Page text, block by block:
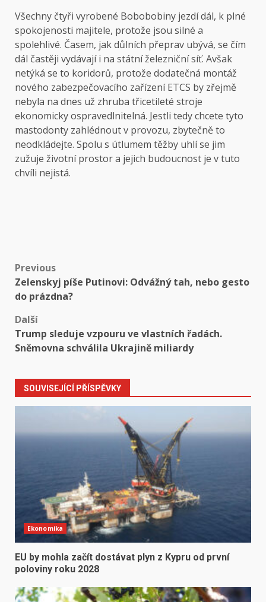
Všechny čtyři vyrobené Bobobobiny jezdí dál, k plné
spokojenosti majitele, protože jsou silné a
spolehlivé. Časem, jak důlních přeprav ubývá, se čím
dál častěji vydávají i na státní železniční síť. Avšak
netýká se to koridorů, protože dodatečná montáž
nového zabezpečovacího zařízení ETCS by zřejmě
nebyla na dnes už zhruba třicetileté stroje
ekonomicky ospravedlnitelná. Jestli tedy chcete tyto
mastodonty zahlédnout v provozu, zbytečně to
neodkládejte. Spolu s útlumem těžby uhlí se jim
zužuje životní prostor a jejich budoucnost je v tuto
chvíli nejistá.
Post
navigation
Previous
Zelenskyj píše Putinovi: Odvážný tah, nebo gesto
do prázdna?
Další
Trump sleduje vzpouru ve vlastních řadách.
Sněmovna schválila Ukrajině miliardy
SOUVISEJÍCÍ PŘÍSPĚVKY
Ekonomika
EU by mohla začít dostávat plyn z Kypru od první
poloviny roku 2028